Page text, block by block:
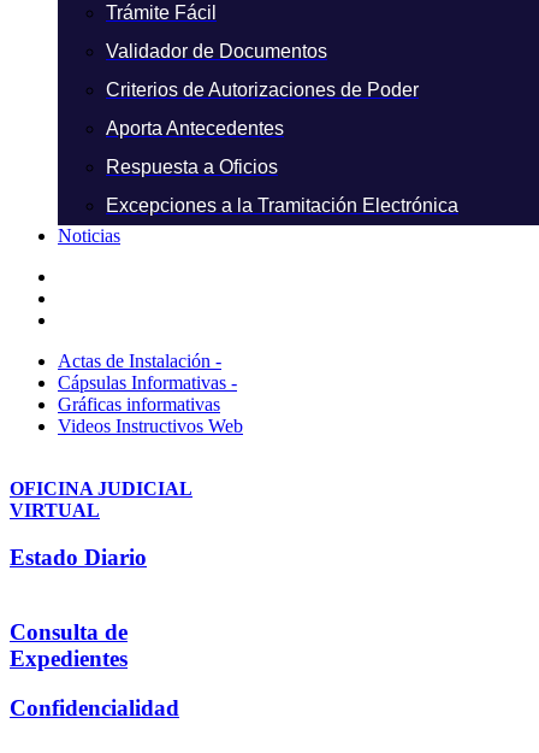
Trámite Fácil
Validador de Documentos
Criterios de Autorizaciones de Poder
Aporta Antecedentes
Respuesta a Oficios
Excepciones a la Tramitación Electrónica
Noticias
Actas de Instalación -
Cápsulas Informativas -
Gráficas informativas
Videos Instructivos Web
OFICINA JUDICIAL
VIRTUAL
Estado Diario
Consulta de
Expedientes
Confidencialidad